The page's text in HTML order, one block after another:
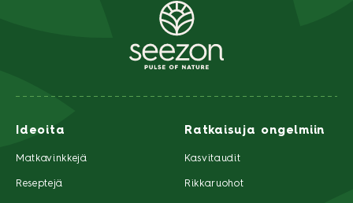
Ideoita
Matkavinkkejä
Reseptejä
Ratkaisuja ongelmiin
Kasvitaudit
Rikkaruohot